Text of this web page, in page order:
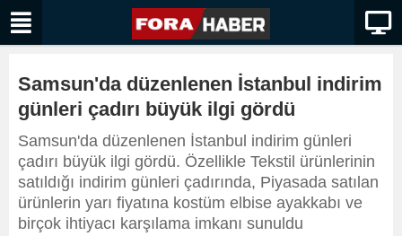
Samsun'da düzenlenen İstanbul indirim
günleri çadırı büyük ilgi gördü
Samsun'da düzenlenen İstanbul indirim günleri
çadırı büyük ilgi gördü. Özellikle Tekstil ürünlerinin
satıldığı indirim günleri çadırında, Piyasada satılan
ürünlerin yarı fiyatına kostüm elbise ayakkabı ve
birçok ihtiyacı karşılama imkanı sunuldu